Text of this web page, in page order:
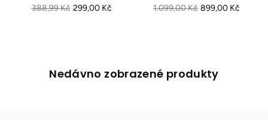
Běžná
388,99 Kč 299,00 Kč
Běžná
1.099,00 Kč 899,00 Kč
Nedávno zobrazené produkty